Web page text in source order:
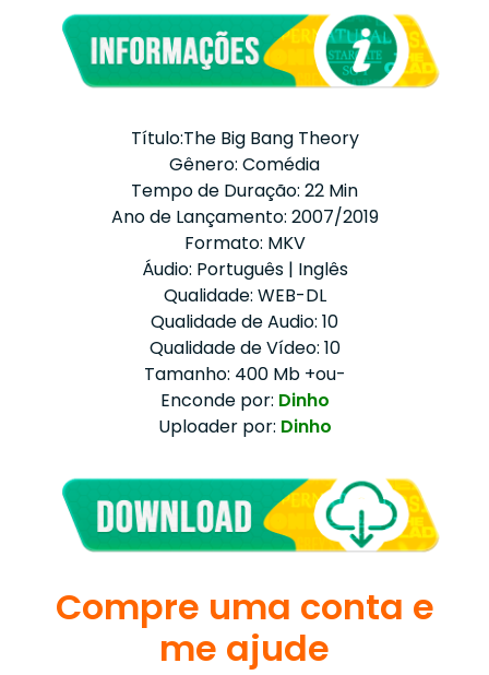
Título:The Big Bang Theory
Gênero: Comédia
Tempo de Duração: 22 Min
Ano de Lançamento: 2007/2019
Formato: MKV
Áudio: Português | Inglês
Qualidade: WEB-DL
Qualidade de Audio: 10
Qualidade de Vídeo: 10
Tamanho: 400 Mb +ou-
Enconde por: Dinho
Uploader por: Dinho
Compre uma conta e
me ajude